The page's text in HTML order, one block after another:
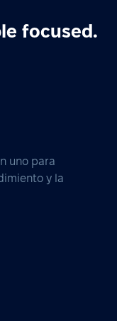
focused.
uno para
y la